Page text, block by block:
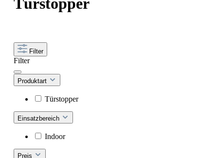
Filter
Filter
Produktart
Türstopper
Einsatzbereich
Indoor
Preis